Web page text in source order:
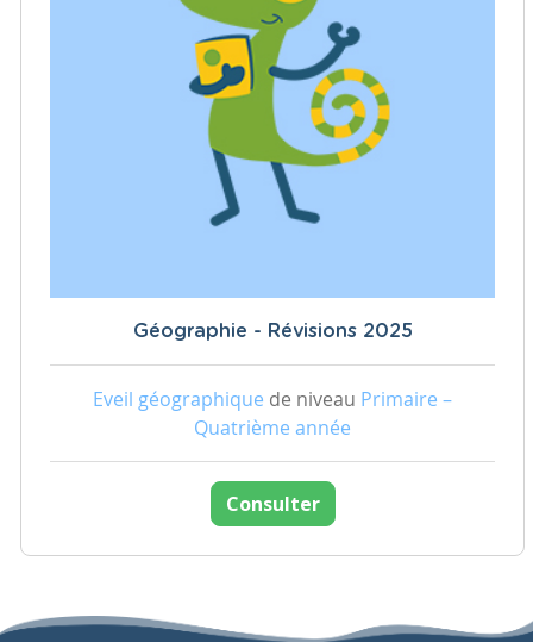
Géographie - Révisions 2025
Eveil géographique de niveau Primaire –
Quatrième année
Consulter